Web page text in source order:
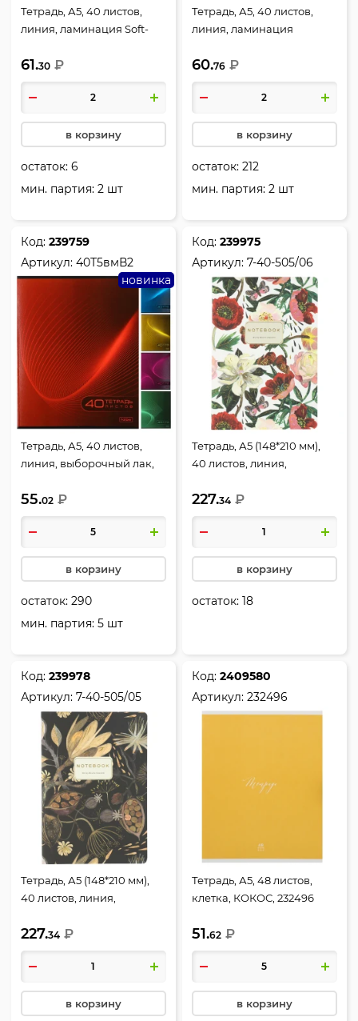
Тетрадь, А5, 40 листов,
линия, ламинация Soft-
видов, Hatber, Colors,
40Т5лВ2
61.30 ₽
в корзину
остаток:6
мин. партия: 2 шт
Тетрадь, А5, 40 листов,
линия, ламинация
(Velvet), ассорти 5 видов,
Hatber, Флора, 40Т5лВ2
60.76 ₽
в корзину
остаток:212
мин. партия: 2 шт
Код:239759
Артикул:40Т5вмВ2
новинка
Тетрадь, А5, 40 листов,
линия, выборочный лак,
ассорти 5 видов, Hatber,
Неоновая волна,
40Т5вмВ2
55.02 ₽
в корзину
остаток:290
мин. партия: 5 шт
Код:239975
Артикул:7-40-505/06
Тетрадь, А5 (148*210 мм),
40 листов, линия,
(Velvet), тиснение фольгой,
BrunoVisconti, Monocolor
Flora, Пионы, 7-40-505/06
227.34 ₽
в корзину
остаток:18
Код:239978
Артикул:7-40-505/05
Тетрадь, А5 (148*210 мм),
40 листов, линия,
(Velvet), тиснение фольгой,
BrunoVisconti, Monocolor
Flora, Ночные цветы, 7-40-
227.34 ₽
в корзину
Код:2409580
Артикул:232496
Тетрадь, А5, 48 листов,
клетка, КОКОС, 232496
51.62 ₽
в корзину